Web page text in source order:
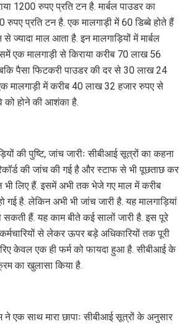
1200 रुपए प्रति टन है. मार्बल पाउडर का
प्रति टन है. एक मालगाड़ी में 60 डिब्बे होते हैं
ज्यादा माल आता है. इन मालगाड़ियों में मार्बल
एक मालगाड़ी से किराया करीब 70 लाख 56
पैसा फिटकरी पाउडर की दर से 30 लाख 24
मालगाड़ी में करीब 40 लाख 32 हजार रुपए से
को होने की आशंका है.
की पुष्टि, जांच जारीः सीबीआई सूत्रों का कहना
की जांच की गई है और स्टाफ से भी पूछताछ कर
लिए हैं. इसमें अभी तक भेजे गए माल में करीब
गई है. लेकिन अभी भी जांच जारी है. यह मालगाड़ियां
सकती हैं. यह काम बीते कई सालों जारी है. इस पूरे
से लेकर ऊपर बड़े अधिकारियों तक पूरी
केवल एक ही फर्म को फायदा हुआ है. सीबीआई के
का खुलासा किया है.
ने एक साथ मारा छापाः सीबीआई सूत्रों के अनुसार